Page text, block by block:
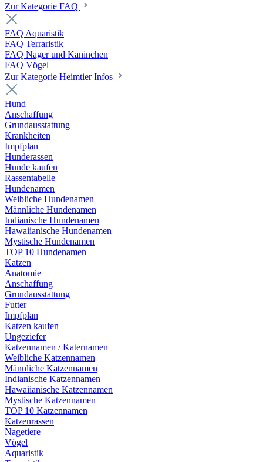
Zur Kategorie FAQ
FAQ Aquaristik
FAQ Terraristik
FAQ Nager und Kaninchen
FAQ Vögel
Zur Kategorie Heimtier Infos
Hund
Anschaffung
Grundausstattung
Krankheiten
Impfplan
Hunderassen
Hunde kaufen
Rassentabelle
Hundenamen
Weibliche Hundenamen
Männliche Hundenamen
Indianische Hundenamen
Hawaiianische Hundenamen
Mystische Hundenamen
TOP 10 Hundenamen
Katzen
Anatomie
Anschaffung
Grundausstattung
Futter
Impfplan
Katzen kaufen
Ungeziefer
Katzennamen / Katernamen
Weibliche Katzennamen
Männliche Katzennamen
Indianische Katzennamen
Hawaiianische Katzennamen
Mystische Katzennamen
TOP 10 Katzennamen
Katzenrassen
Nagetiere
Vögel
Aquaristik